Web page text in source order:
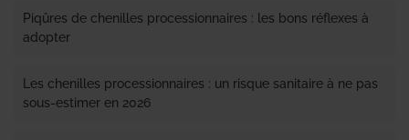
Piqûres de chenilles processionnaires : les bons réflexes à
adopter
Les chenilles processionnaires : un risque sanitaire à ne pas
sous-estimer en 2026